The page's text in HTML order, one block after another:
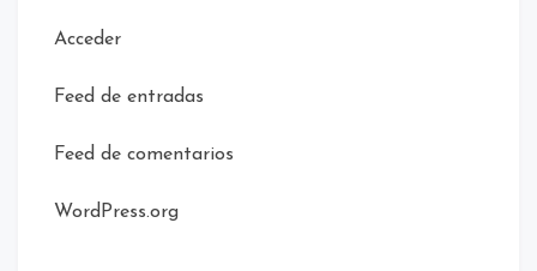
Acceder
Feed de entradas
Feed de comentarios
WordPress.org